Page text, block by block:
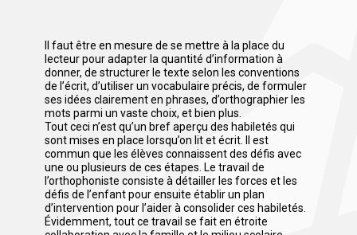
Il faut être en mesure de se mettre à la place du
lecteur pour adapter la quantité d’information à
donner, de structurer le texte selon les conventions
de l’écrit, d’utiliser un vocabulaire précis, de formuler
ses idées clairement en phrases, d’orthographier les
mots parmi un vaste choix, et bien plus.
Tout ceci n’est qu’un bref aperçu des habiletés qui
sont mises en place lorsqu’on lit et écrit. Il est
commun que les élèves connaissent des défis avec
une ou plusieurs de ces étapes. Le travail de
l’orthophoniste consiste à détailler les forces et les
défis de l’enfant pour ensuite établir un plan
d’intervention pour l’aider à consolider ces habiletés.
Évidemment, tout ce travail se fait en étroite